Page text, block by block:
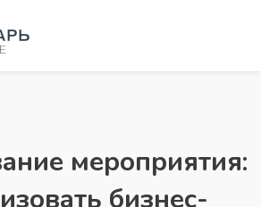
мероприятия:
бизнес-